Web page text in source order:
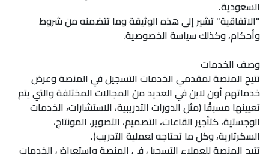
السعودية.
"الاتفاقية" تشير إلى هذه الوثيقة وما تتضمنه من شروط
وأحكام، وكذلك سياسة الخصوصية.
وصف الخدمات
تتيح المنصة لمقدمي الخدمات التسجيل في المنصة وعرض
خدماتهم أون لاين في العديد من المجالات المختلفة والتي يتم
تعيينها مسبقًا (مثل الدورات التدريبية، الاستشارات، الخدمات
الوجستية، كتأجير القاعات، التصميم، التصوير، المونتاج،
السكرتارية، وكل ما تحتاجه لعملية التدريب).